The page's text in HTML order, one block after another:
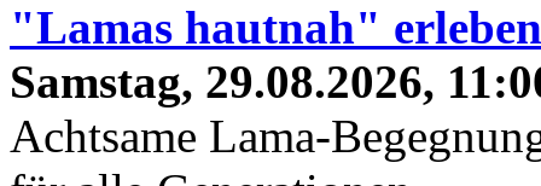
"Lamas hautnah" erleben
Samstag, 29.08.2026,
Achtsame Lama-